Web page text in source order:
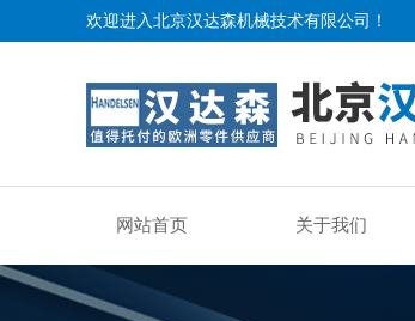
欢迎进入北京汉达森机械技术有限公司！
网站首页 关于我们